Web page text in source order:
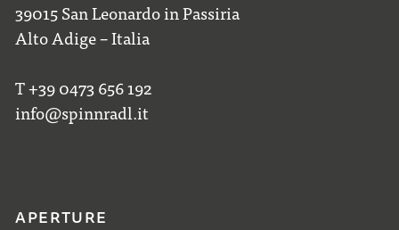
39015 San Leonardo in Passiria
Alto Adige – Italia
T +39 0473 656 192
info@spinnradl.it
APERTURE